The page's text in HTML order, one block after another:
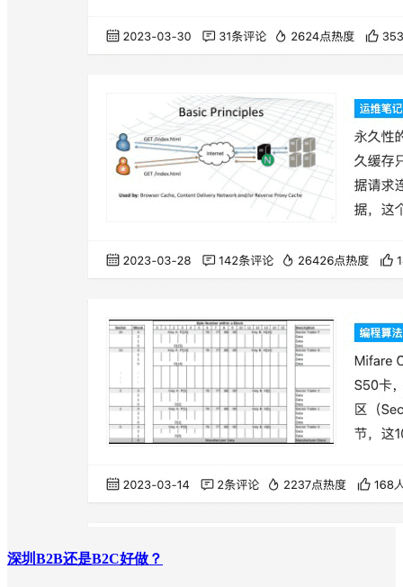
深圳B2B还是B2C好做？